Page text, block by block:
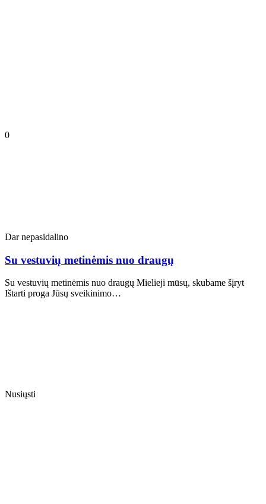
0
Dar nepasidalino
Su vestuvių metinėmis nuo draugų
Su vestuvių metinėmis nuo draugų Mielieji mūsų, skubame šįryt
Ištarti proga Jūsų sveikinimo…
Nusiųsti